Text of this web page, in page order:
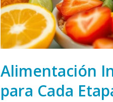
Alimentación
para Cada